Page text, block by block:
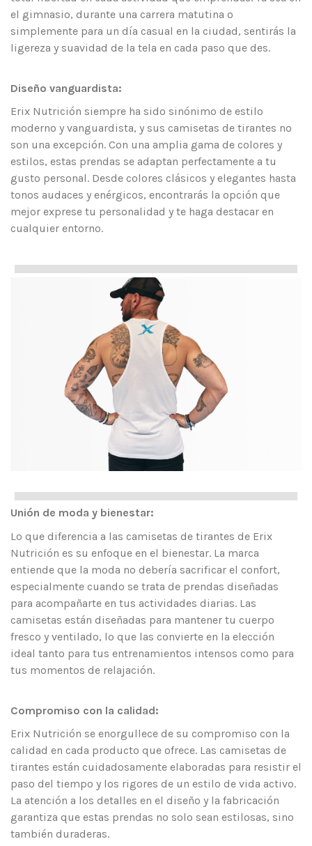
el gimnasio, durante una carrera matutina o
simplemente para un día casual en la ciudad, sentirás la
ligereza y suavidad de la tela en cada paso que des.
Diseño vanguardista:
Erix Nutrición siempre ha sido sinónimo de estilo
moderno y vanguardista, y sus camisetas de tirantes no
son una excepción. Con una amplia gama de colores y
estilos, estas prendas se adaptan perfectamente a tu
gusto personal. Desde colores clásicos y elegantes hasta
tonos audaces y enérgicos, encontrarás la opción que
mejor exprese tu personalidad y te haga destacar en
cualquier entorno.
Unión de moda y bienestar:
Lo que diferencia a las camisetas de tirantes de Erix
Nutrición es su enfoque en el bienestar. La marca
entiende que la moda no debería sacrificar el confort,
especialmente cuando se trata de prendas diseñadas
para acompañarte en tus actividades diarias. Las
camisetas están diseñadas para mantener tu cuerpo
fresco y ventilado, lo que las convierte en la elección
ideal tanto para tus entrenamientos intensos como para
tus momentos de relajación.
Compromiso con la calidad:
Erix Nutrición se enorgullece de su compromiso con la
calidad en cada producto que ofrece. Las camisetas de
tirantes están cuidadosamente elaboradas para resistir el
paso del tiempo y los rigores de un estilo de vida activo.
La atención a los detalles en el diseño y la fabricación
garantiza que estas prendas no solo sean estilosas, sino
también duraderas.